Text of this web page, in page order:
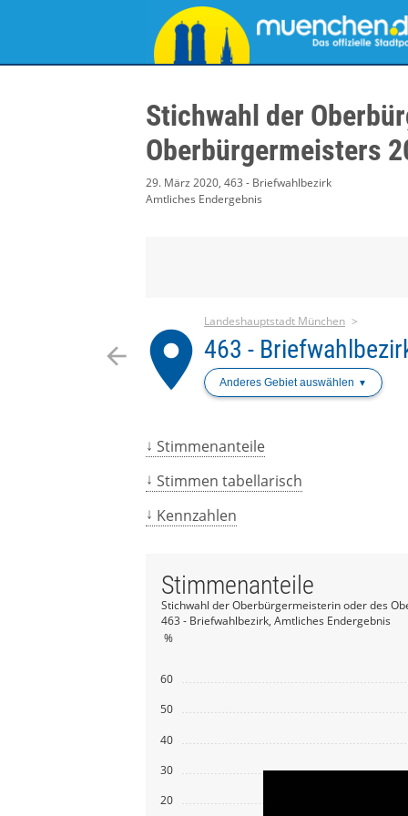
Stichwahl der
Oberbürgermeisters
29. März 2020, 463 - Briefwahlbezirk
Amtliches Endergebnis
arrow_back place
Landeshauptstadt München
463 -
Anderes Gebiet auswählen
Stimmenanteile
Stimmen tabellarisch
Kennzahlen
20
30
40
50
60
%
Stimmenanteile
Stichwahl der Oberbürgermeisterin oder des
463 - Briefwahlbezirk, Amtliches Endergebnis